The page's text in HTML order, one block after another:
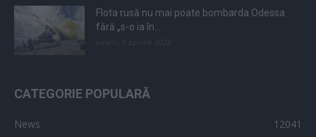
Flota rusă nu mai poate bombarda Odessa
fără „s-o ia în...
CATEGORIE POPULARĂ
News
12041